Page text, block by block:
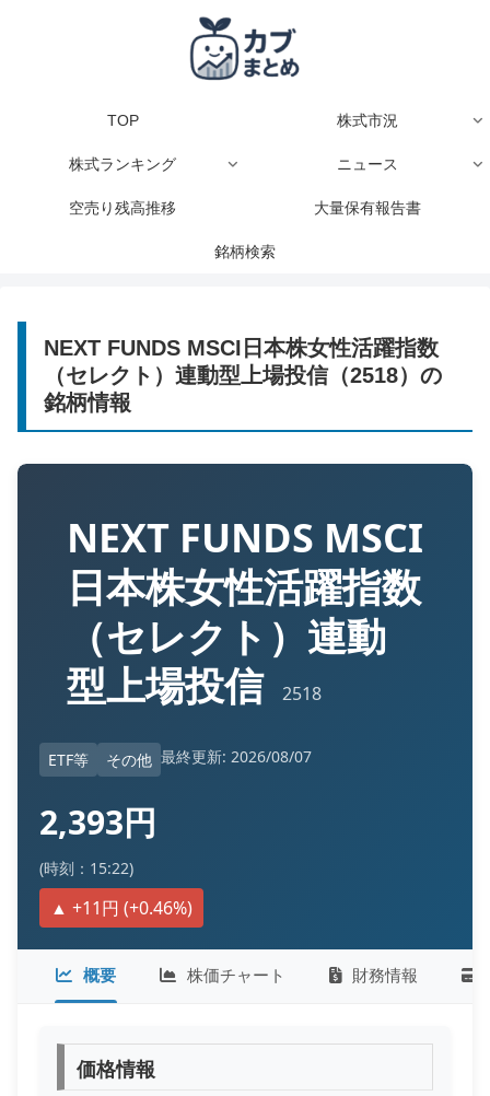
TOP 株式市況
株式ランキング ニュース
空売り残高推移 大量保有報告書
銘柄検索
NEXT FUNDS MSCI日本株女性活躍指数
（セレクト）連動型上場投信（2518）の
銘柄情報
NEXT FUNDS MSCI
日本株女性活躍指数
（セレクト）連動
型上場投信
2518
ETF等 その他 最終更新: 2026/08/07
2,393円
(時刻：15:22)
▲ +11円 (+0.46%)
概要 株価チャート 財務情報
価格情報